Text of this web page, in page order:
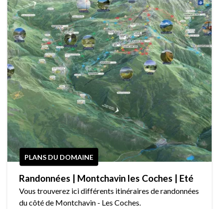
PLANS DU DOMAINE
Randonnées | Montchavin les Coches | Eté
Vous trouverez ici différents itinéraires de randonnées
du côté de Montchavin - Les Coches.